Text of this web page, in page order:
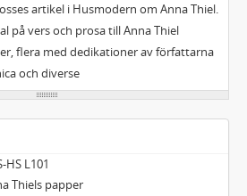
artikel i Husmodern om Anna Thiel.
på vers och prosa till Anna Thiel
flera med dedikationer av författarna
och diverse
HS L101
Thiels papper